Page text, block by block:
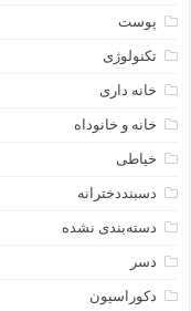
پوست
تکنولوژی
خانه داری
خانه و خانوداه
خیاطی
دسبنددخترانه
دسته‌بندی نشده
دسر
دکوراسیون